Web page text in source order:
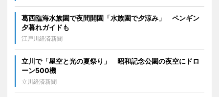
葛西臨海水族園で夜間開園「水族園で夕涼み」 ペンギン
夕暮れガイドも
江戸川経済新聞
立川で「星空と光の夏祭り」 昭和記念公園の夜空にドロ
ーン500機
立川経済新聞